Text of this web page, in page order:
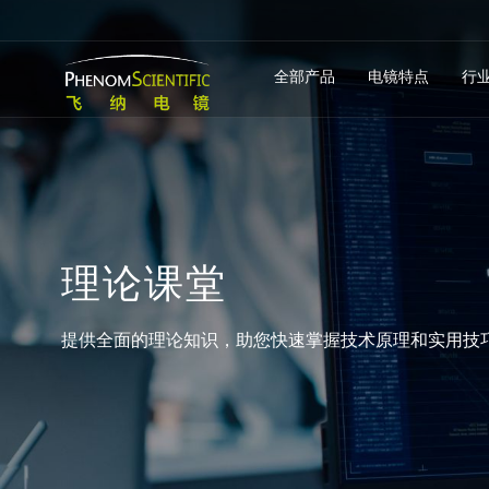
全部产品 电镜特点 行
理论课堂
提供全面的理论知识，助您快速掌握技术原理和实用技